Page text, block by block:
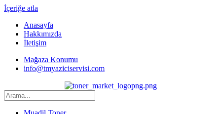
İçeriğe atla
Anasayfa
Hakkımızda
İletişim
Mağaza Konumu
info@tmyaziciservisi.com